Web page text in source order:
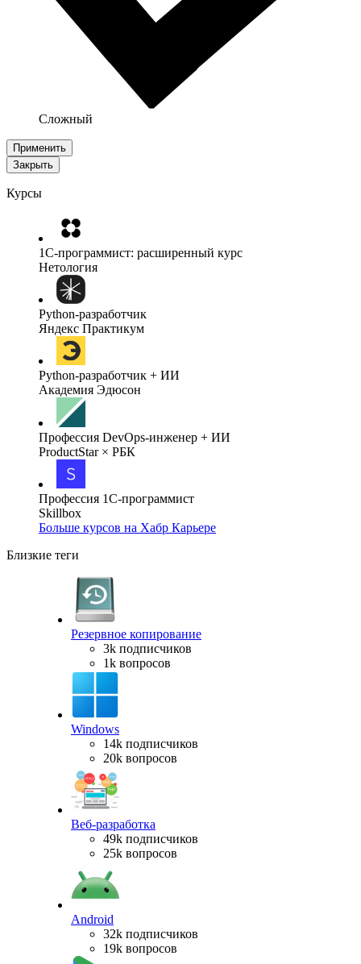
Сложный
Применить
Закрыть
Курсы
1C-программист: расширенный курс
Нетология
Python-разработчик
Яндекс Практикум
Python-разработчик + ИИ
Академия Эдюсон
Профессия DevOps-инженер + ИИ
ProductStar × РБК
Профессия 1С-программист
Skillbox
Больше курсов на Хабр Карьере
Близкие теги
Резервное копирование
3k подписчиков
1k вопросов
Windows
14k подписчиков
20k вопросов
Веб-разработка
49k подписчиков
25k вопросов
Android
32k подписчиков
19k вопросов